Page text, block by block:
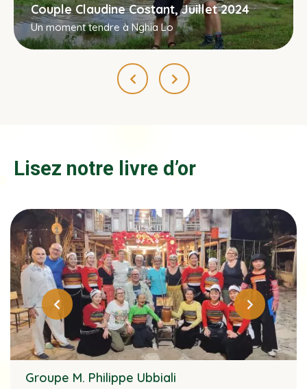
Couple Claudine Costant, Juillet 2024
Un moment tendre à Nghia Lo
Lisez notre livre d’or
Groupe M. Philippe Ubbiali